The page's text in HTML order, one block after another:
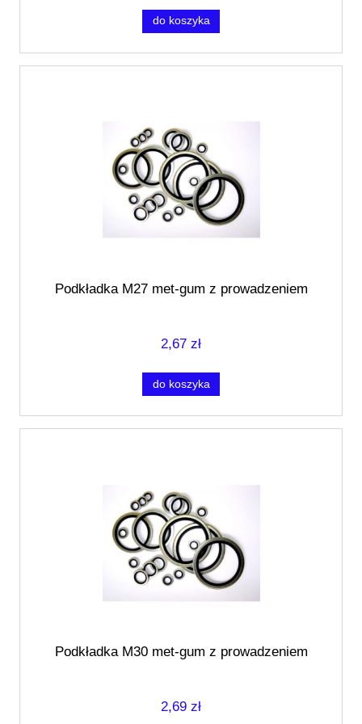
do koszyka
Podkładka M27 met-gum z prowadzeniem
2,67 zł
do koszyka
Podkładka M30 met-gum z prowadzeniem
2,69 zł